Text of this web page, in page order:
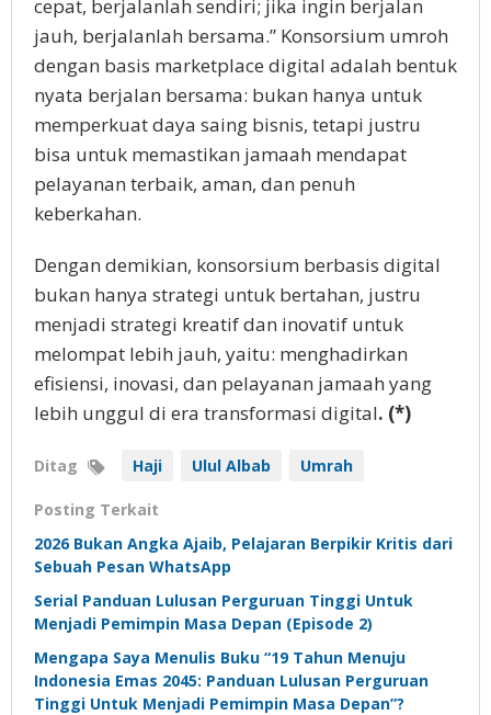
cepat, berjalanlah sendiri; jika ingin berjalan
jauh, berjalanlah bersama.” Konsorsium umroh
dengan basis marketplace digital adalah bentuk
nyata berjalan bersama: bukan hanya untuk
memperkuat daya saing bisnis, tetapi justru
bisa untuk memastikan jamaah mendapat
pelayanan terbaik, aman, dan penuh
keberkahan.
Dengan demikian, konsorsium berbasis digital
bukan hanya strategi untuk bertahan, justru
menjadi strategi kreatif dan inovatif untuk
melompat lebih jauh, yaitu: menghadirkan
efisiensi, inovasi, dan pelayanan jamaah yang
lebih unggul di era transformasi digital. (*)
Ditag Haji Ulul Albab Umrah
Posting Terkait
2026 Bukan Angka Ajaib, Pelajaran Berpikir Kritis dari
Sebuah Pesan WhatsApp
Serial Panduan Lulusan Perguruan Tinggi Untuk
Menjadi Pemimpin Masa Depan (Episode 2)
Mengapa Saya Menulis Buku “19 Tahun Menuju
Indonesia Emas 2045: Panduan Lulusan Perguruan
Tinggi Untuk Menjadi Pemimpin Masa Depan”?